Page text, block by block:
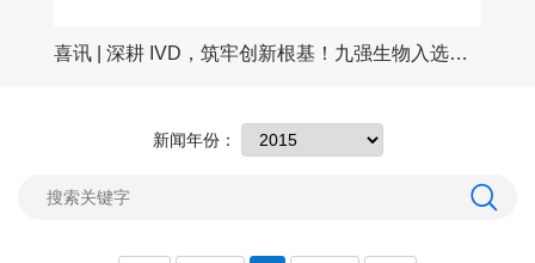
喜讯 | 深耕 IVD，筑牢创新根基！九强生物入选北京市重点实验室拟认定名单
新闻年份：